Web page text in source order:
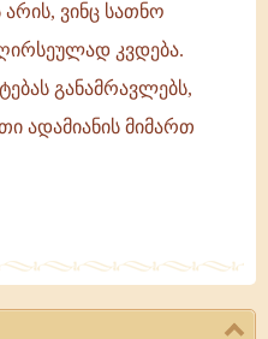
ვინც სათნო
კვდება.
განამრავლებს,
ადამიანის მიმართ